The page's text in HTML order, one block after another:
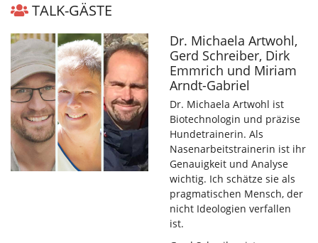
TALK-GÄSTE
Dr. Michaela Artwohl,
Gerd Schreiber, Dirk
Emmrich und Miriam
Arndt-Gabriel
Dr. Michaela Artwohl ist
Biotechnologin und präzise
Hundetrainerin. Als
Nasenarbeitstrainerin ist ihr
Genauigkeit und Analyse
wichtig. Ich schätze sie als
pragmatischen Mensch, der
nicht Ideologien verfallen
ist.